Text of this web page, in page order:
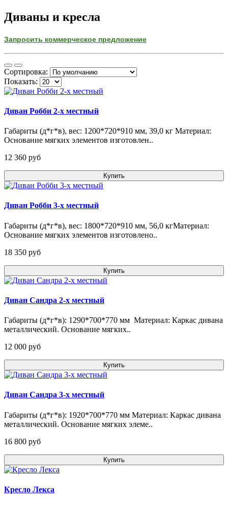
Диваны и кресла
Запросить коммерческое предложение
Сортировка:
Показать:
Диван Робби 2-х местный
Габариты (д*г*в), вес: 1200*720*910 мм, 39,0 кг Материал:
Основание мягких элементов изготовлен..
12 360 pуб
Купить
Диван Робби 3-х местный
Габариты (д*г*в), вес: 1800*720*910 мм, 56,0 кгМатериал:
Основание мягких элементов изготовлено..
18 350 pуб
Купить
Диван Сандра 2-х местный
Габариты (д*г*в): 1290*700*770 мм Материал: Каркас дивана
металлический. Основание мягких..
12 000 pуб
Купить
Диван Сандра 3-х местный
Габариты (д*г*в): 1920*700*770 мм Материал: Каркас дивана
металлический. Основание мягких элеме..
16 800 pуб
Купить
Кресло Лекса